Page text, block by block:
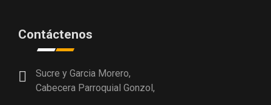
Contáctenos
Sucre y Garcia Morero,
Cabecera Parroquial Gonzol,